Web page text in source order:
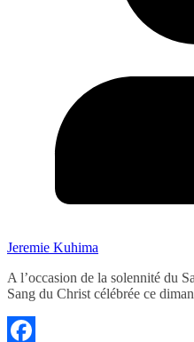
Jeremie Kuhima
A l’occasion de la solennité du
Sang du Christ célébrée ce